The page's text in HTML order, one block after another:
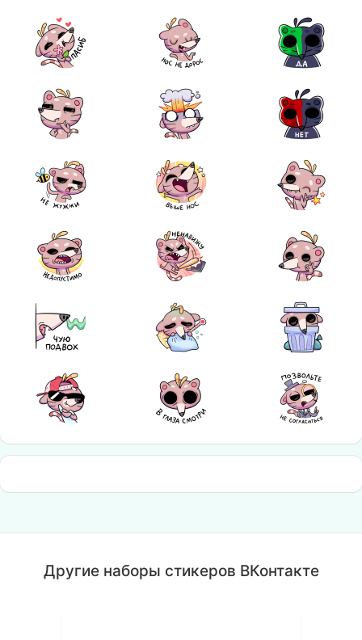
Другие наборы стикеров ВКонтакте